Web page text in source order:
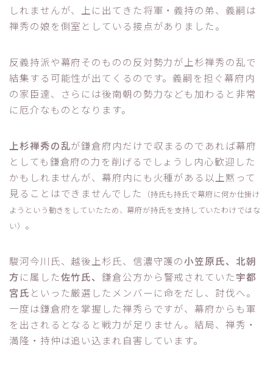
しれませんが、上に出てきた将軍・義持の弟、義嗣は
禅秀の娘を側室としている接点がありました。
反義持派や幕府そのものの反対勢力が上杉禅秀の乱で
結集する可能性が出てくるのです。義嗣を担ぐ幕府内
の家臣達、さらには後南朝の勢力なども加わると非常
に厄介なものとなります。
上杉禅秀の乱が鎌倉府内だけで収まるのであれば幕府
としても鎌倉府の力を削げるでしょうし内心歓迎した
かもしれませんが、幕府内にも火種がある以上黙って
見ることはできませんでした
（持氏も持氏で幕府に何か仕掛け
ようという動きをしていたため、幕府が持氏を支持していたわけではな
い） 。
駿河今川氏、越後上杉氏、信濃守護の小笠原氏、北朝
方に属した佐竹氏、鎌倉公方から警戒されていた宇都
宮氏 といった厳選したメンバーに命をだし、討伐へ。
一度は鎌倉府を掌握した禅秀らですが、幕府からも軍
を出されるとなると戦力が足りません。結局、禅秀・
満隆・持仲は追い込まれ自害しています。